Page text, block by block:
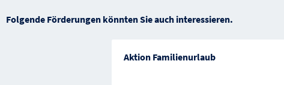
Folgende Förderungen könnten Sie auch interessieren.
Aktion Familienurlaub